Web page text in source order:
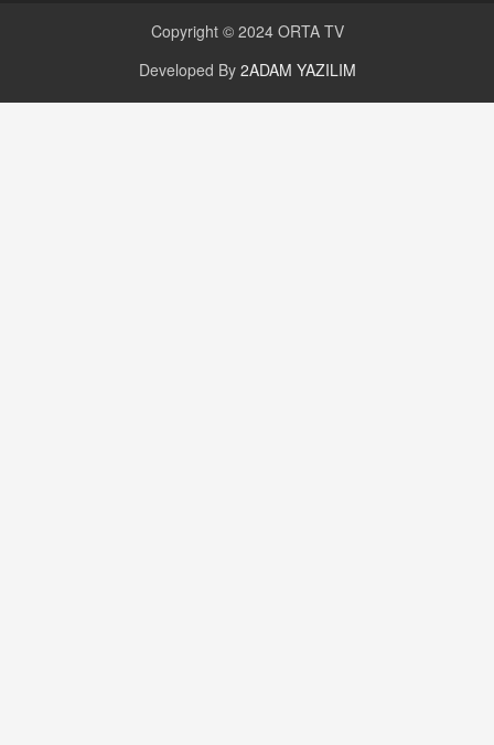
Copyright © 2024 ORTA TV
Developed By 2ADAM YAZILIM